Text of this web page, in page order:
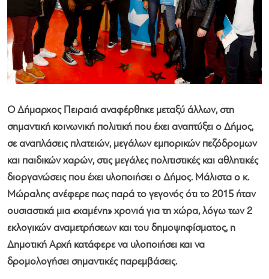
Ο Δήμαρχος Πειραιά αναφέρθηκε μεταξύ άλλων, στη
σημαντική κοινωνική πολιτική που έχει αναπτύξει ο Δήμος,
σε αναπλάσεις πλατειών, μεγάλων εμπορικών πεζόδρομων
και παιδικών χαρών, στις μεγάλες πολιτιστικές και αθλητικές
διοργανώσεις που έχει υλοποιήσει ο Δήμος. Μάλιστα ο κ.
Μώραλης ανέφερε πως παρά το γεγονός ότι το 2015 ήταν
ουσιαστικά μια «χαμένη» χρονιά για τη χώρα, λόγω των 2
εκλογικών αναμετρήσεων και του δημοψηφίσματος, η
Δημοτική Αρχή κατάφερε να υλοποιήσει και να
δρομολογήσει σημαντικές παρεμβάσεις.